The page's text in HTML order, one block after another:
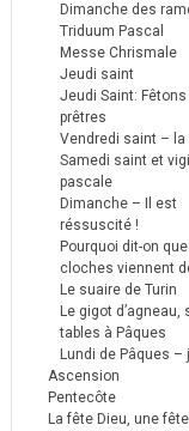
Dimanche des
Triduum Pascal
Messe Chrismale
Jeudi saint
Jeudi Saint:
prêtres
Vendredi saint – la
Samedi saint et
pascale
Dimanche – Il est
réssuscité !
Pourquoi dit-on
cloches viennent
Le suaire de Turin
Le gigot d’agneau,
tables à Pâques
Lundi de Pâques –
Ascension
Pentecôte
La fête Dieu, une fête